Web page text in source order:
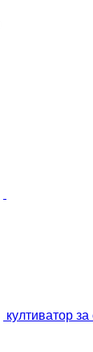
култиватор